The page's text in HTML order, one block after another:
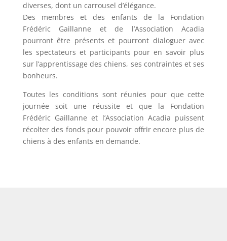
diverses, dont un carrousel d’élégance.
Des membres et des enfants de la Fondation
Frédéric Gaillanne et de l’Association Acadia
pourront être présents et pourront dialoguer avec
les spectateurs et participants pour en savoir plus
sur l’apprentissage des chiens, ses contraintes et ses
bonheurs.
Toutes les conditions sont réunies pour que cette
journée soit une réussite et que la Fondation
Frédéric Gaillanne et l’Association Acadia puissent
récolter des fonds pour pouvoir offrir encore plus de
chiens à des enfants en demande.